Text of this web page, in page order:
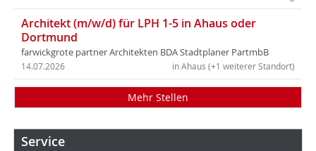
Architekt (m/w/d) für LPH 1-5 in Ahaus oder
Dortmund
farwickgrote partner Architekten BDA Stadtplaner PartmbB
in Ahaus (+1 weiterer Standort)
14.07.2026
Mehr Stellen
Service